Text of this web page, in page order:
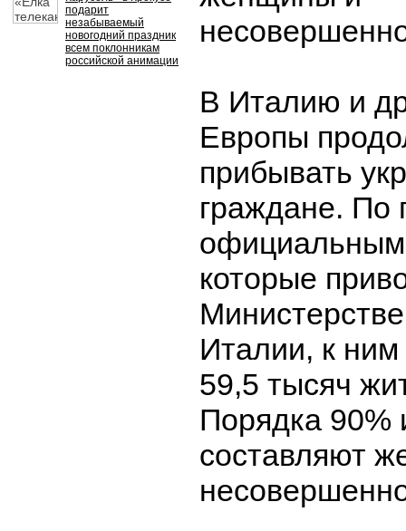
подарит
незабываемый
новогодний праздник
всем поклонникам
российской анимации
В Италию и
Европы
прибывать
граждане. По
которые
Италии, к
59,5 тысяч
Порядка 90%
составляют